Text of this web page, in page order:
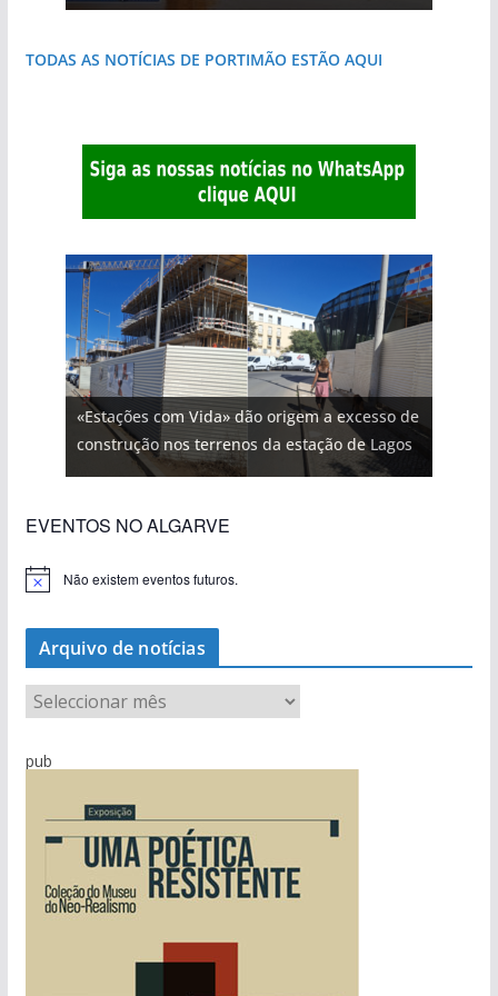
TODAS AS NOTÍCIAS DE PORTIMÃO ESTÃO AQUI
«Estações com Vida» dão origem a excesso de
construção nos terrenos da estação de Lagos
EVENTOS NO ALGARVE
Não existem eventos futuros.
Arquivo de notícias
q
pub